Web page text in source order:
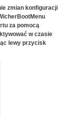
zmian konfiguracji
za pomocą
w czasie
lewy przycisk